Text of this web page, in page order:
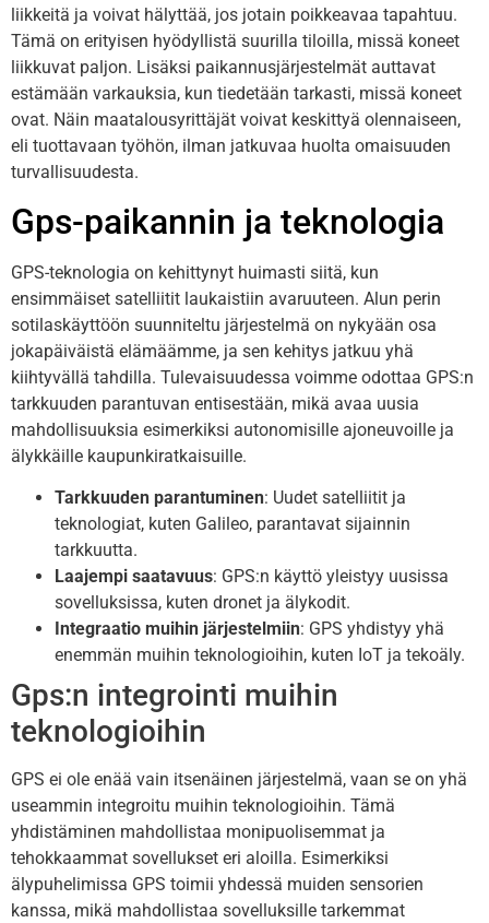
liikkeitä ja voivat hälyttää, jos jotain poikkeavaa tapahtuu.
Tämä on erityisen hyödyllistä suurilla tiloilla, missä koneet
liikkuvat paljon. Lisäksi paikannusjärjestelmät auttavat
estämään varkauksia, kun tiedetään tarkasti, missä koneet
ovat. Näin maatalousyrittäjät voivat keskittyä olennaiseen,
eli tuottavaan työhön, ilman jatkuvaa huolta omaisuuden
turvallisuudesta.
Gps-paikannin ja teknologia
GPS-teknologia on kehittynyt huimasti siitä, kun
ensimmäiset satelliitit laukaistiin avaruuteen. Alun perin
sotilaskäyttöön suunniteltu järjestelmä on nykyään osa
jokapäiväistä elämäämme, ja sen kehitys jatkuu yhä
kiihtyvällä tahdilla. Tulevaisuudessa voimme odottaa GPS:n
tarkkuuden parantuvan entisestään, mikä avaa uusia
mahdollisuuksia esimerkiksi autonomisille ajoneuvoille ja
älykkäille kaupunkiratkaisuille.
Tarkkuuden parantuminen: Uudet satelliitit ja
teknologiat, kuten Galileo, parantavat sijainnin
tarkkuutta.
Laajempi saatavuus: GPS:n käyttö yleistyy uusissa
sovelluksissa, kuten dronet ja älykodit.
Integraatio muihin järjestelmiin: GPS yhdistyy yhä
enemmän muihin teknologioihin, kuten IoT ja tekoäly.
Gps:n integrointi muihin
teknologioihin
GPS ei ole enää vain itsenäinen järjestelmä, vaan se on yhä
useammin integroitu muihin teknologioihin. Tämä
yhdistäminen mahdollistaa monipuolisemmat ja
tehokkaammat sovellukset eri aloilla. Esimerkiksi
älypuhelimissa GPS toimii yhdessä muiden sensorien
kanssa, mikä mahdollistaa sovelluksille tarkemmat